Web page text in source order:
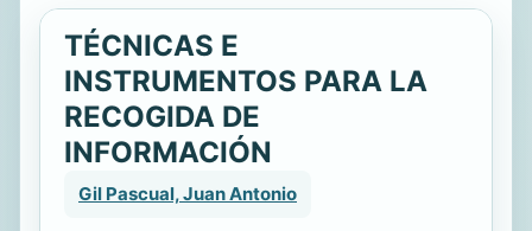
TÉCNICAS E
INSTRUMENTOS PARA LA
RECOGIDA DE
INFORMACIÓN
Gil Pascual, Juan Antonio